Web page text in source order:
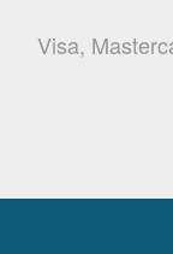
Visa,